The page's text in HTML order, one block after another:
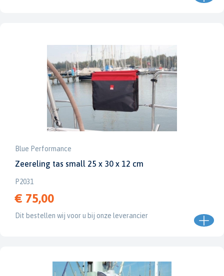
Blue Performance
Zeereling tas small 25 x 30 x 12 cm
P2031
€ 75,00
Dit bestellen wij voor u bij onze leverancier